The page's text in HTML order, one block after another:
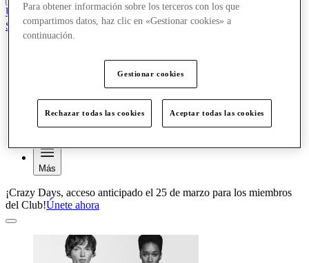
Únete al Club
Salvado
es
Planifica tu visita
Comer y beber
¿Qué pasa?
Más
¡Crazy Days, acceso anticipado el 25 de marzo para los miembros
del Club!Únete ahora
Para obtener información sobre los terceros con los que
compartimos datos, haz clic en «Gestionar cookies» a
continuación.
Gestionar cookies
Rechazar todas las cookies Aceptar todas las cookies